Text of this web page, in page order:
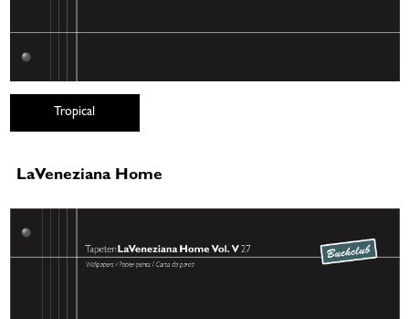
Tropical
LaVeneziana Home